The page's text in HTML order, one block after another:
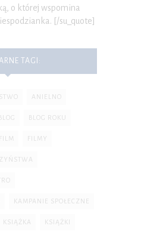
o której wspomina
[/su_quote]
TAGI:
ANIELNO
BLOG ROKU
FILM FILMY
KAMPANIE SPOŁECZNE
KSIĄŻKA KSIĄŻKI